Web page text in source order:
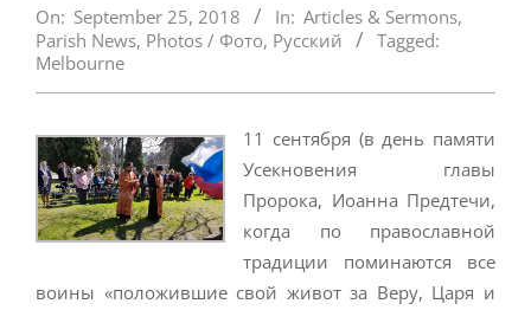
On: September 25, 2018 In: Articles & Sermons,
Parish News, Photos / Фото, Русский
Tagged:
Melbourne
11 сентября (в день памяти
Усекновения главы
Пророка, Иоанна Предтечи,
когда по православной
традиции поминаются все
воины «положившие свой живот за Веру, Царя и